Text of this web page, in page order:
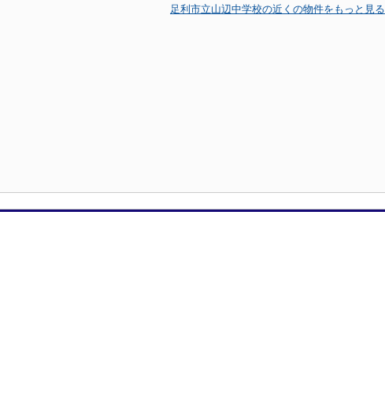
足利市立山辺中学校の近くの物件をもっと見る